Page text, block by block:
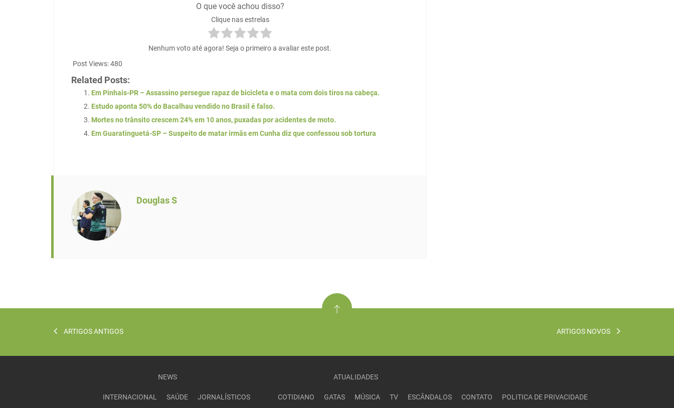
O que você achou disso?
Clique nas estrelas
Nenhum voto até agora! Seja o primeiro a avaliar este post.
Post Views:480
Related Posts:
Em Pinhais-PR – Assassino persegue rapaz de bicicleta e o mata com dois tiros na cabeça.
Estudo aponta 50% do Bacalhau vendido no Brasil é falso.
Mortes no trânsito crescem 24% em 10 anos, puxadas por acidentes de moto.
Em Guaratinguetá-SP – Suspeito de matar irmãs em Cunha diz que confessou sob tortura
Douglas S
ARTIGOS ANTIGOS ARTIGOS NOVOS
NEWS
INTERNACIONAL SAÚDE JORNALÍSTICOS
ATUALIDADES
COTIDIANO GATAS MÚSICA TV ESCÂNDALOS CONTATO POLITICA DE PRIVACIDADE